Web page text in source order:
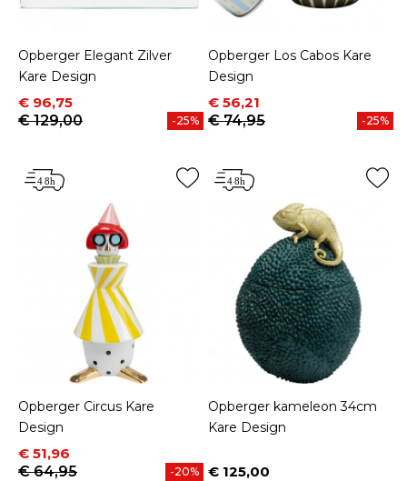
Opberger Elegant Zilver
Kare Design
Prijs
€ 96,75
Normale prijs
€ 129,00
-25%
Opberger Los Cabos Kare
Design
Prijs
€ 56,21
Normale prijs
€ 74,95
-25%
Opberger Circus Kare
Design
Prijs
€ 51,96
Normale prijs
€ 64,95
-20%
Opberger kameleon 34cm
Kare Design
€ 125,00